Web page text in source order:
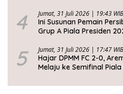
4 Jumat, 31 Juli 2026 | 19:43 WIB
Ini Susunan Pemain
Grup A Piala Presiden
5 Jumat, 31 Juli 2026 | 17:47 WIB
Hajar DPMM FC 2-0,
Melaju ke Semifinal